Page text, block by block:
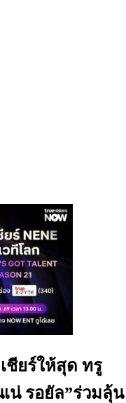
ชียร์ให้สุด ทรู
น่ รอยัล”ร่วมลุ้น